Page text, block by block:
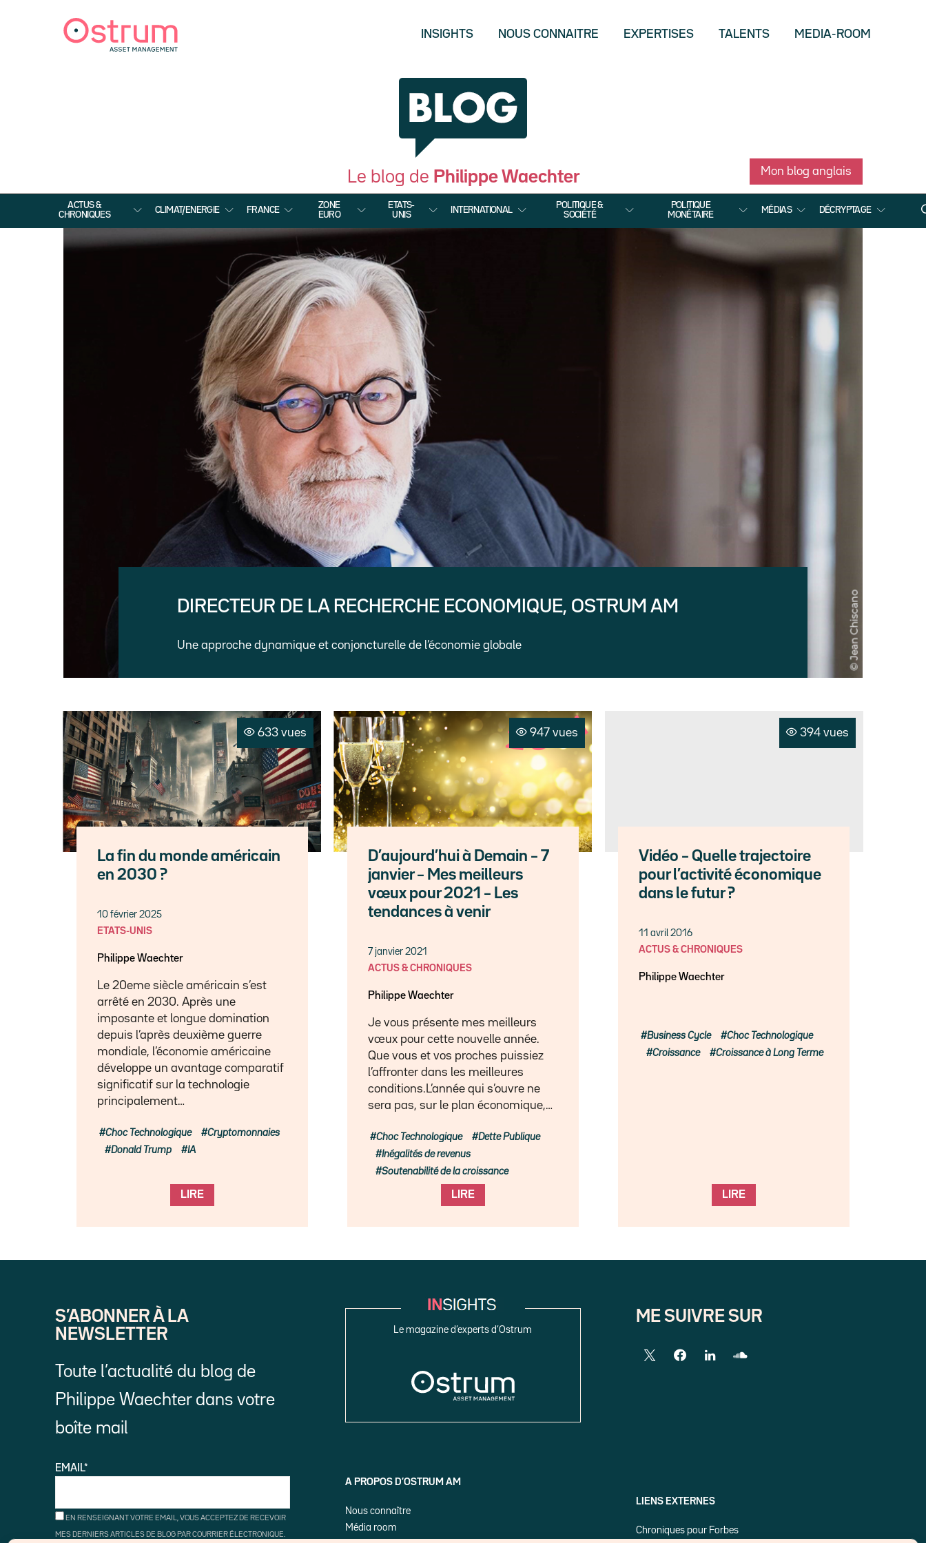
INSIGHTS NOUS CONNAITRE EXPERTISES TALENTS MEDIA-ROOM
Le blog de Philippe Waechter Mon blog anglais
ACTUS &
CHRONIQUES
CLIMAT/ENERGIE FRANCE
ZONE
EURO
ETATS-
UNIS
INTERNATIONAL
POLITIQUE &
SOCIÉTÉ
POLITIQUE
MONÉTAIRE
MÉDIAS DÉCRYPTAGE
DIRECTEUR DE LA RECHERCHE ECONOMIQUE, OSTRUM AM
Une approche dynamique et conjoncturelle de l’économie globale
633 vues
La fin du monde américain
en 2030 ?
10 février 2025
ETATS-UNIS
Philippe Waechter
Le 20eme siècle américain s’est
arrêté en 2030. Après une
imposante et longue domination
depuis l’après deuxième guerre
mondiale, l’économie américaine
développe un avantage comparatif
significatif sur la technologie
principalement…
LIRE
Choc Technologique
Cryptomonnaies
Donald Trump
IA
947 vues
D’aujourd’hui à Demain – 7
janvier – Mes meilleurs
vœux pour 2021 – Les
tendances à venir
7 janvier 2021
ACTUS & CHRONIQUES
Philippe Waechter
Je vous présente mes meilleurs
vœux pour cette nouvelle année.
Que vous et vos proches puissiez
l’affronter dans les meilleures
conditions.L’année qui s’ouvre ne
sera pas, sur le plan économique,…
LIRE
Choc Technologique
Dette Publique
Inégalités de revenus
Soutenabilité de la croissance
394 vues
Vidéo – Quelle trajectoire
pour l’activité économique
dans le futur ?
11 avril 2016
ACTUS & CHRONIQUES
Philippe Waechter
LIRE
Business Cycle
Choc Technologique
Croissance
Croissance à Long Terme
S’ABONNER À LA
NEWSLETTER
Toute l’actualité du blog de
Philippe Waechter dans votre
boîte mail
EMAIL*
EN RENSEIGNANT VOTRE EMAIL, VOUS ACCEPTEZ DE RECEVOIR
MES DERNIERS ARTICLES DE BLOG PAR COURRIER ÉLECTRONIQUE.
Le magazine d’experts d’Ostrum
A PROPOS D’OSTRUM AM
Nous connaître
Média room
ME SUIVRE SUR
LIENS EXTERNES
Chroniques pour Forbes